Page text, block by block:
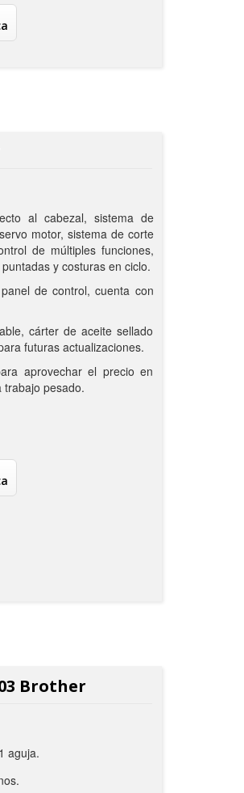
al cabezal, sistema de
motor, sistema de corte
de múltiples funciones,
y costuras en ciclo.
de control, cuenta con
cárter de aceite sellado
futuras actualizaciones.
aprovechar el precio en
pesado.
Brother
aguja.